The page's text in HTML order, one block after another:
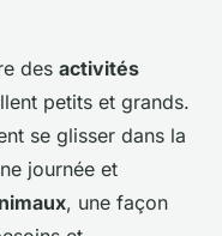
des activités
petits et grands.
se glisser dans la
journée et
, une façon